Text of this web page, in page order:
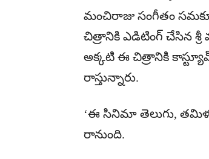
మంచిరాజు సంగీతం
చిత్రానికి ఎడిటింగ్ చేసిన శ్రీ
అక్కటి ఈ చిత్రానికి
రాస్తున్నారు.
‘ఈ సినిమా తెలుగు,
రానుంది.